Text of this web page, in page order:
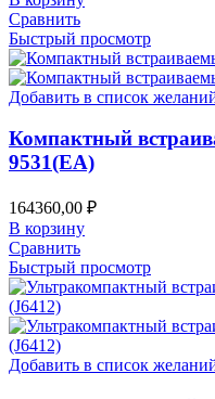
Сравнить
Быстрый просмотр
Добавить в список
Компактный
9531(EA)
164360,00 ₽
В корзину
Сравнить
Быстрый просмотр
Добавить в список